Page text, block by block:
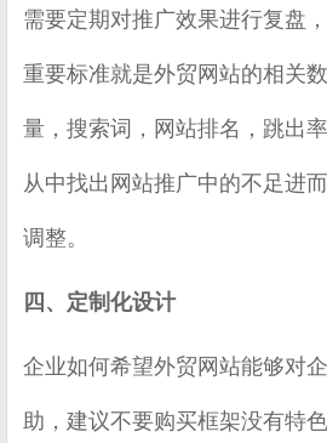
需要定期对推广效果进行复盘
重要标准就是外贸网站的相关
量，搜索词，网站排名，跳出
从中找出网站推广中的不足进
调整。
四、定制化设计
企业如何希望外贸网站能够对
助，建议不要购买框架没有特